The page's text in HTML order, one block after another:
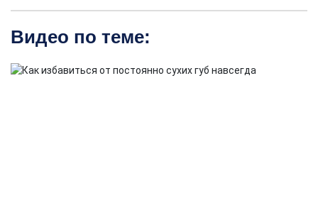
Видео по теме: